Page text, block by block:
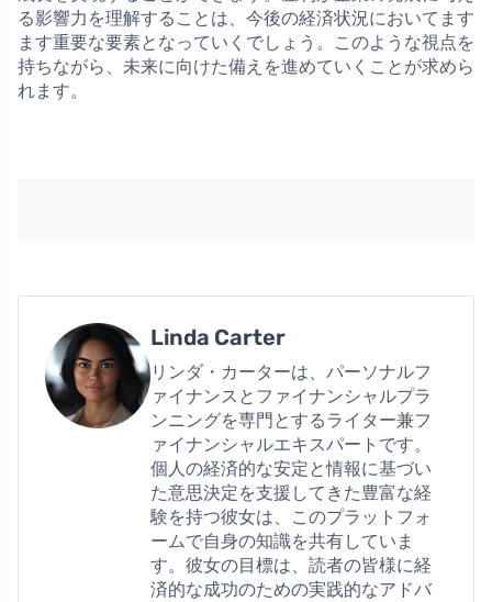
る影響力を理解することは、今後の経済状況においてます
ます重要な要素となっていくでしょう。このような視点を
持ちながら、未来に向けた備えを進めていくことが求めら
れます。
Linda Carter
リンダ・カーターは、パーソナルフ
ァイナンスとファイナンシャルプラ
ンニングを専門とするライター兼フ
ァイナンシャルエキスパートです。
個人の経済的な安定と情報に基づい
た意思決定を支援してきた豊富な経
験を持つ彼女は、このプラットフォ
ームで自身の知識を共有していま
す。彼女の目標は、読者の皆様に経
済的な成功のための実践的なアドバ